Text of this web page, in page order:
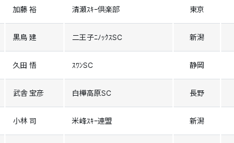
加藤 裕 清瀬ｽｷｰ倶楽部 東京
黒鳥 建 二王子ﾆﾉｯｸｽSC 新潟
久田 悟 ｽﾜﾝSC 静岡
武舎 宝彦 白樺高原SC 長野
小林 司 米峰ｽｷｰ連盟 新潟